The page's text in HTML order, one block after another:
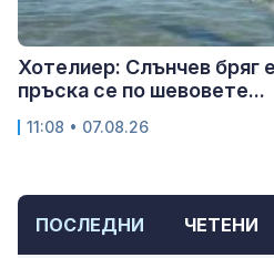
ПОСЛЕДНИ ЧЕТЕНИ
Хотелиер: Слънчев бряг
пръска се по шевовете...
11:08 • 07.08.26